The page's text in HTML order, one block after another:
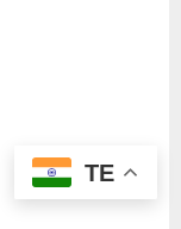
TE